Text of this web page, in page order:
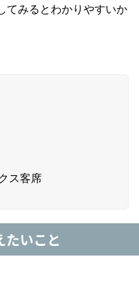
てみるとわかりやすいか
ス客席
たいこと